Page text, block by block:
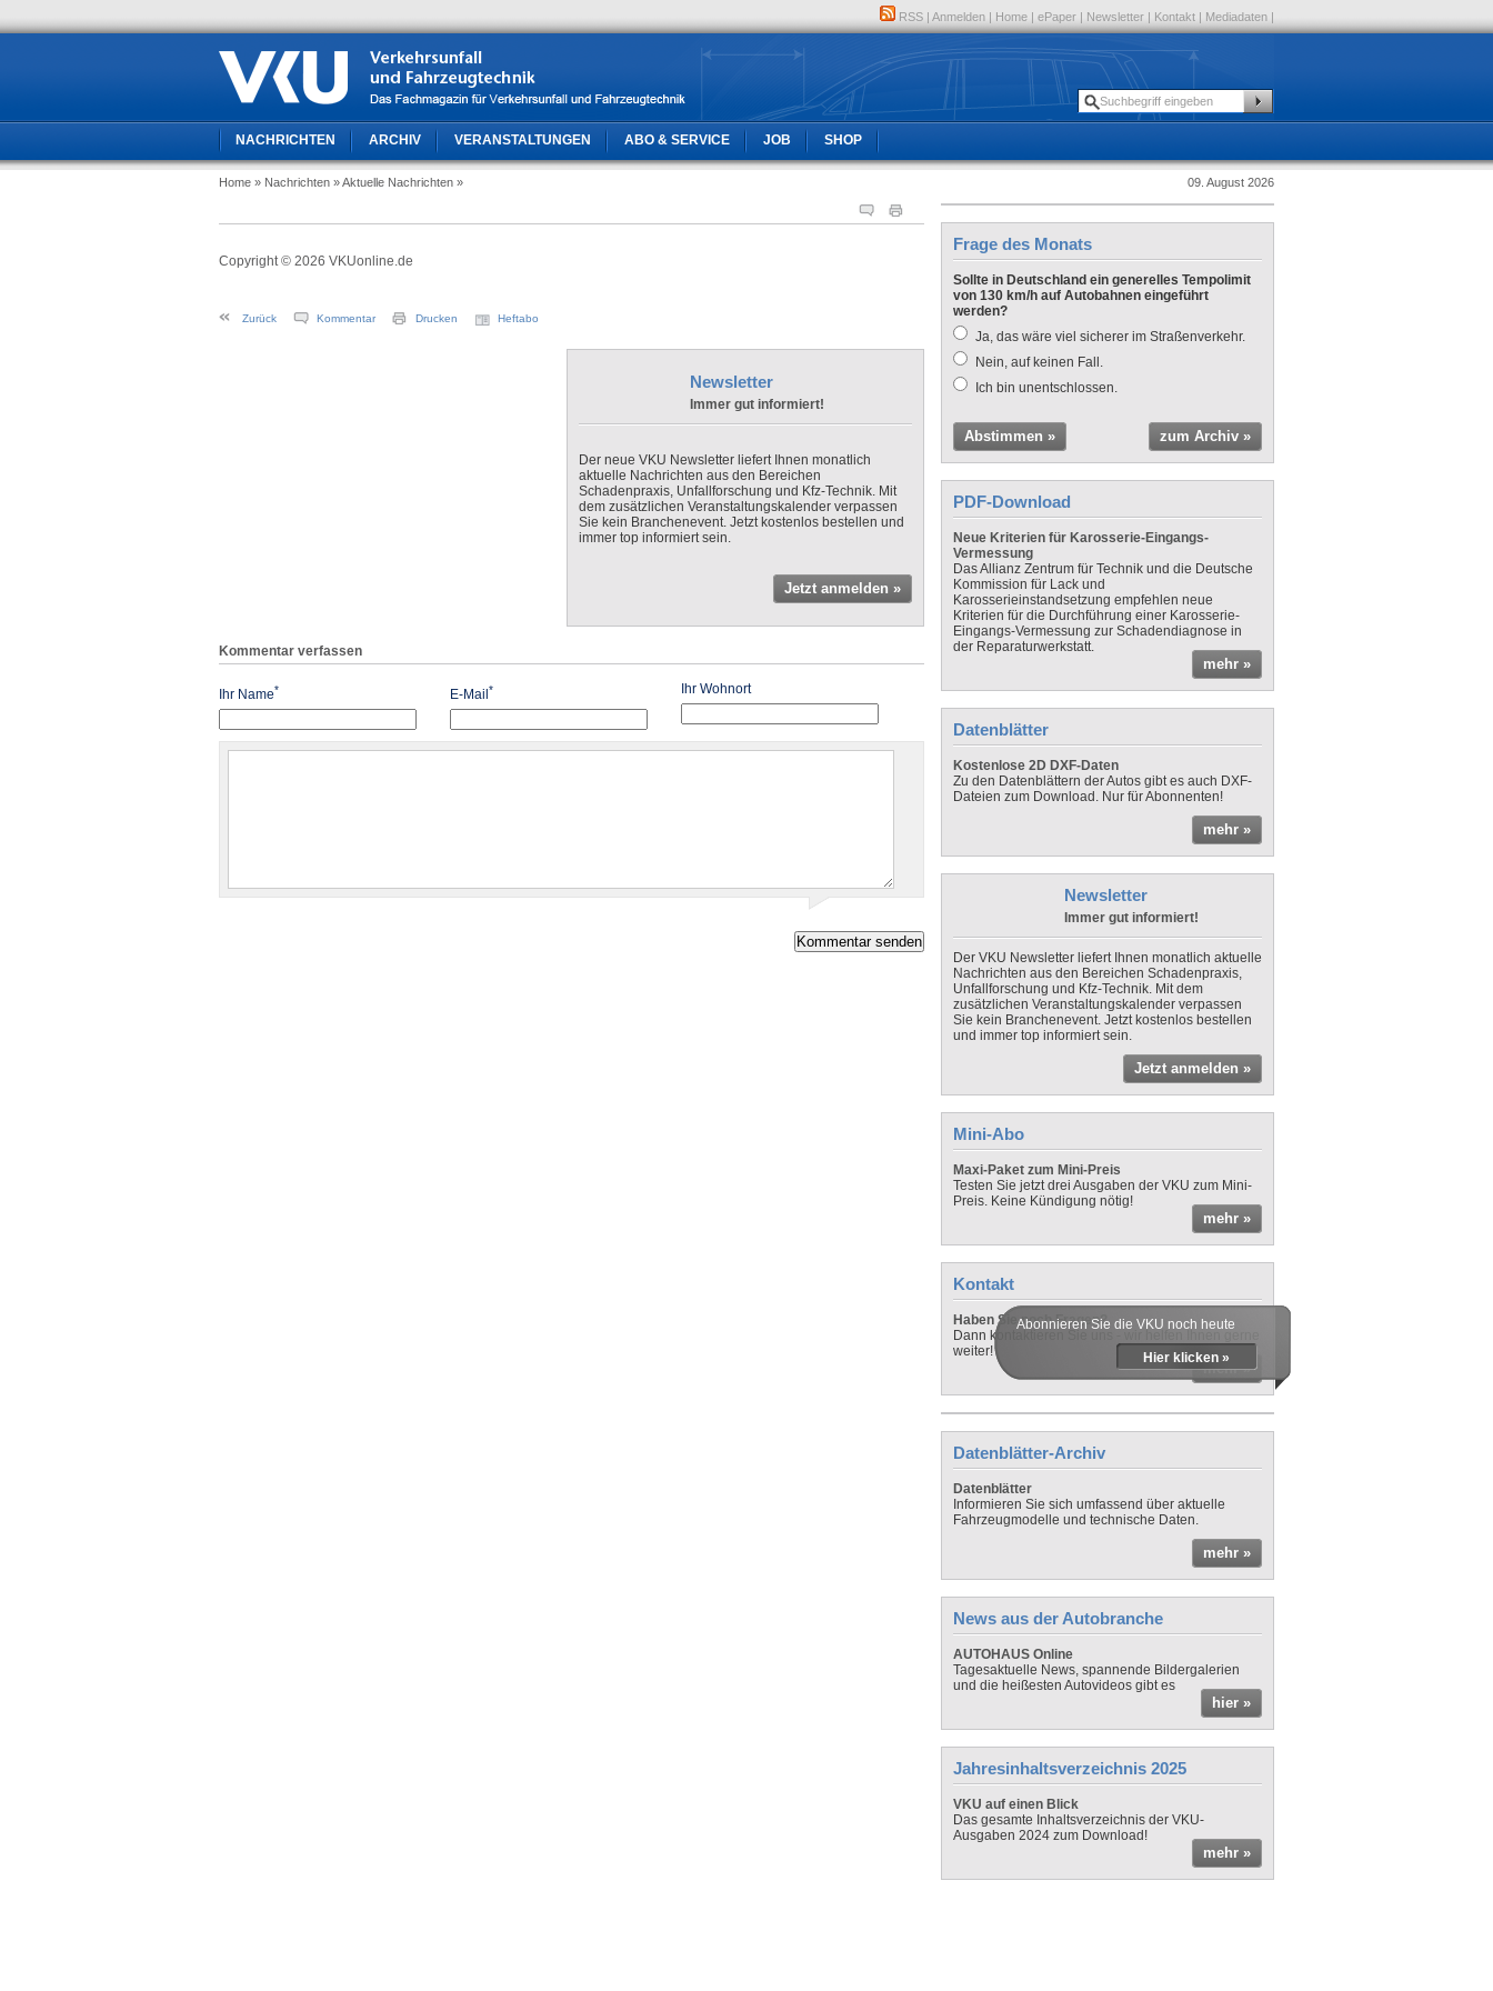
RSS | Anmelden | Home | ePaper | Newsletter | Kontakt | Mediadaten |
NACHRICHTEN ARCHIV VERANSTALTUNGEN ABO & SERVICE JOB SHOP
Home » Nachrichten » Aktuelle Nachrichten » 09. August 2026
Copyright © 2026 VKUonline.de
Zurück Kommentar Drucken Heftabo
Newsletter
Immer gut informiert!
Der neue VKU Newsletter liefert Ihnen monatlich
aktuelle Nachrichten aus den Bereichen
Schadenpraxis, Unfallforschung und Kfz-Technik. Mit
dem zusätzlichen Veranstaltungskalender verpassen
Sie kein Branchenevent. Jetzt kostenlos bestellen und
immer top informiert sein.
Jetzt anmelden »
Kommentar verfassen
Ihr Name* E-Mail * Ihr Wohnort
Frage des Monats
Sollte in Deutschland ein generelles Tempolimit
von 130 km/h auf Autobahnen eingeführt
werden?
Ja, das wäre viel sicherer im Straßenverkehr.
Nein, auf keinen Fall.
Ich bin unentschlossen.
Abstimmen » zum Archiv »
PDF-Download
Neue Kriterien für Karosserie-Eingangs-
Vermessung
Das Allianz Zentrum für Technik und die Deutsche
Kommission für Lack und
Karosserieinstandsetzung empfehlen neue
Kriterien für die Durchführung einer Karosserie-
Eingangs-Vermessung zur Schadendiagnose in
der Reparaturwerkstatt.
mehr »
Datenblätter
Kostenlose 2D DXF-Daten
Zu den Datenblättern der Autos gibt es auch DXF-
Dateien zum Download. Nur für Abonnenten!
mehr »
Newsletter
Immer gut informiert!
Der VKU Newsletter liefert Ihnen monatlich aktuelle
Nachrichten aus den Bereichen Schadenpraxis,
Unfallforschung und Kfz-Technik. Mit dem
zusätzlichen Veranstaltungskalender verpassen
Sie kein Branchenevent. Jetzt kostenlos bestellen
und immer top informiert sein.
Jetzt anmelden »
Mini-Abo
Maxi-Paket zum Mini-Preis
Testen Sie jetzt drei Ausgaben der VKU zum Mini-
Preis. Keine Kündigung nötig!
mehr »
Kontakt
Haben Sie noch Fragen?
Dann kontaktieren Sie uns - wir helfen Ihnen gerne
weiter!
mehr »
Abonnieren Sie die VKU noch heute
Hier klicken »
Datenblätter-Archiv
Datenblätter
Informieren Sie sich umfassend über aktuelle
Fahrzeugmodelle und technische Daten.
mehr »
News aus der Autobranche
AUTOHAUS Online
Tagesaktuelle News, spannende Bildergalerien
und die heißesten Autovideos gibt es
hier »
Jahresinhaltsverzeichnis 2025
VKU auf einen Blick
Das gesamte Inhaltsverzeichnis der VKU-
Ausgaben 2024 zum Download!
mehr »